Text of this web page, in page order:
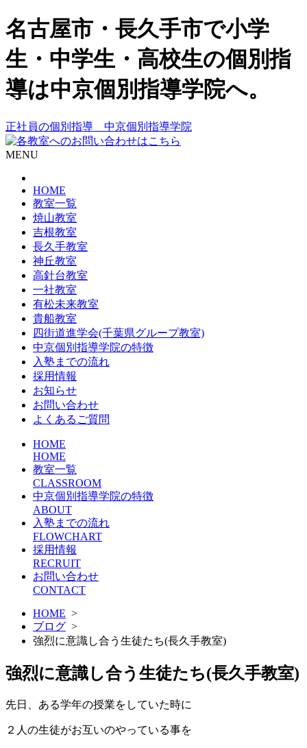
名古屋市・長久手市で小学
生・中学生・高校生の個別指
導は中京個別指導学院へ。
正社員の個別指導 中京個別指導学院
MENU
HOME
教室一覧
焼山教室
吉根教室
長久手教室
神丘教室
高針台教室
一社教室
有松未来教室
貴船教室
四街道進学会(千葉県グループ教室)
中京個別指導学院の特徴
入塾までの流れ
採用情報
お知らせ
お問い合わせ
よくあるご質問
HOME
HOME
教室一覧
CLASSROOM
中京個別指導学院の特徴
ABOUT
入塾までの流れ
FLOWCHART
採用情報
RECRUIT
お問い合わせ
CONTACT
HOME >
ブログ >
強烈に意識し合う生徒たち(長久手教室)
強烈に意識し合う生徒たち(長久手教室)
先日、ある学年の授業をしていた時に
２人の生徒がお互いのやっている事を